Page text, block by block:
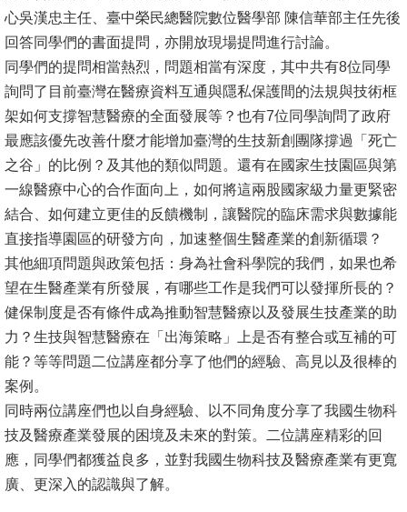
位
研
究
消
息
公
告
國
際
化
高
教
深
耕
辦
法
心吳漢忠主任、臺中榮民總醫院數位醫學部 陳信華部主任先後
回答同學們的書面提問，亦開放現場提問進行討論。
同學們的提問相當熱烈，問題相當有深度，其中共有8位同學
詢問了目前臺灣在醫療資料互通與隱私保護間的法規與技術框
架如何支撐智慧醫療的全面發展等？也有7位同學詢問了政府
最應該優先改善什麼才能增加臺灣的生技新創團隊撐過「死亡
之谷」的比例？及其他的類似問題。還有在國家生技園區與第
一線醫療中心的合作面向上，如何將這兩股國家級力量更緊密
結合、如何建立更佳的反饋機制，讓醫院的臨床需求與數據能
直接指導園區的研發方向，加速整個生醫產業的創新循環？
其他細項問題與政策包括：身為社會科學院的我們，如果也希
望在生醫產業有所發展，有哪些工作是我們可以發揮所長的？
健保制度是否有條件成為推動智慧醫療以及發展生技產業的助
力？生技與智慧醫療在「出海策略」上是否有整合或互補的可
能？等等問題二位講座都分享了他們的經驗、高見以及很棒的
案例。
同時兩位講座們也以自身經驗、以不同角度分享了我國生物科
技及醫療產業發展的困境及未來的對策。二位講座精彩的回
應，同學們都獲益良多，並對我國生物科技及醫療產業有更寬
廣、更深入的認識與了解。